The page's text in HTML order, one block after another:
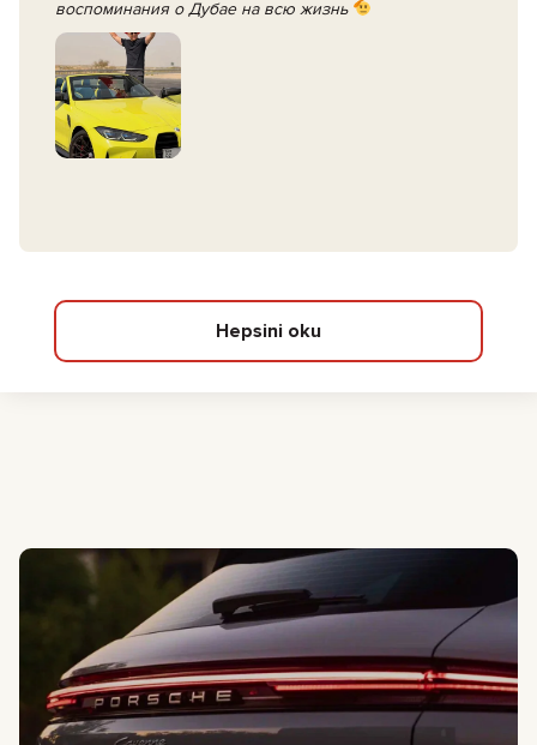
воспоминания о Дубае на всю жизнь
Hepsini oku